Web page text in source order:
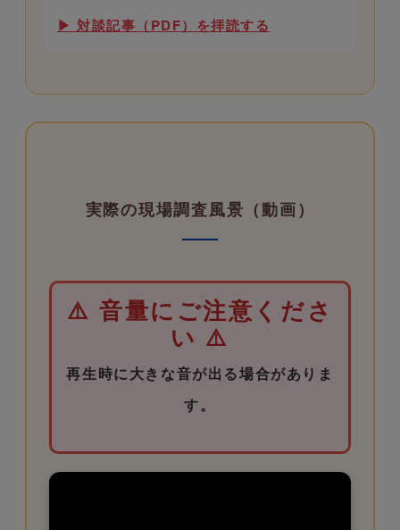
▶ 対談記事（PDF）を拝読する
実際の現場調査風景（動画）
⚠️ 音量にご注意くださ
い ⚠️
再生時に大きな音が出る場合がありま
す。